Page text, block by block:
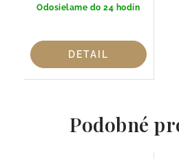
Odosielame do 24 hodín
DETAIL
Podobné